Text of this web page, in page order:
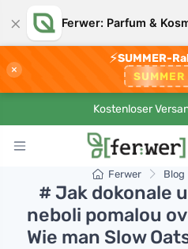
× Ferwer: Parfum &
×
⚡SUMMER-
SUMMER
Kostenloser
Ferwer Blog
# Jak dokonale
neboli pomalou
Wie man Slow